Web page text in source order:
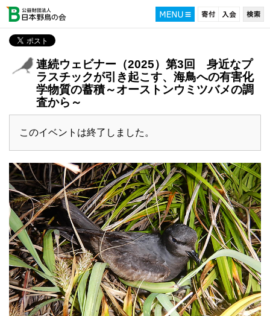
連続ウェビナー（2025）第3回 身近なプ
ラスチックが引き起こす、海鳥への有害化
学物質の蓄積～オーストンウミツバメの調
査から～
このイベントは終了しました。